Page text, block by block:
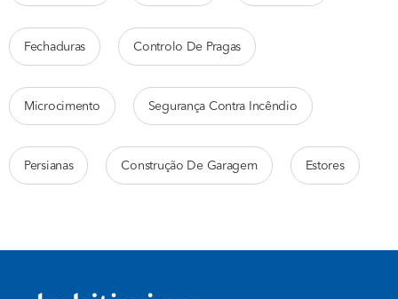
Fechaduras Controlo De Pragas
Microcimento Segurança Contra Incêndio
Persianas Construção De Garagem Estores